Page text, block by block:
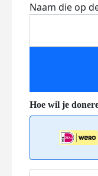
Naam die op